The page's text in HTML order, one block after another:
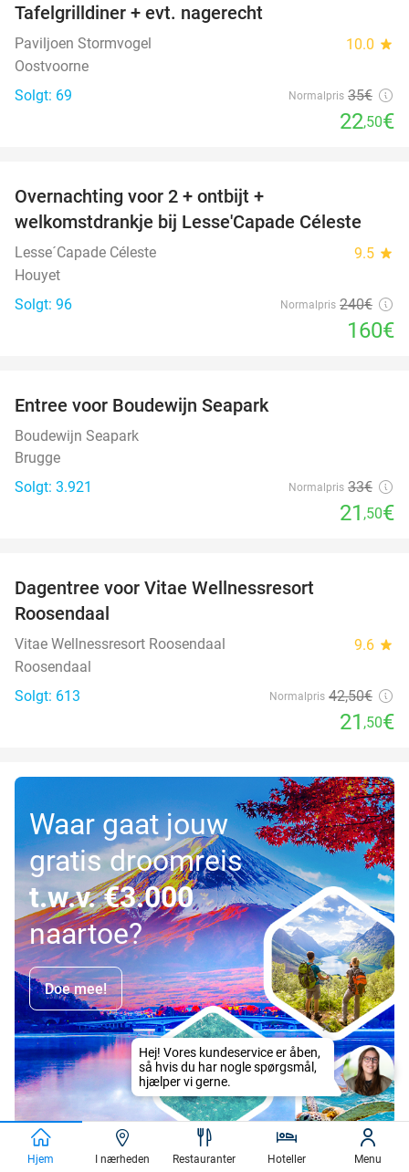
Tafelgrilldiner + evt. nagerecht
Paviljoen Stormvogel 10.0 star
Oostvoorne
Solgt: 69
Normalpris 35€
22,50€
Overnachting voor 2 + ontbijt +
welkomstdrankje bij Lesse'Capade Céleste
Lesse´Capade Céleste 9.5 star
Houyet
Solgt: 96
Normalpris 240€
160€
Entree voor Boudewijn Seapark
Boudewijn Seapark
Brugge
Solgt: 3.921
Normalpris 33€
21 ,50€
Dagentree voor Vitae Wellnessresort
Roosendaal
Vitae Wellnessresort Roosendaal 9.6 star
Roosendaal
Solgt: 613
Normalpris 42,50€
21 ,50€
Waar gaat jouw
gratis droomreis
t.w.v. €3.000
naartoe?
Doe mee!
Hjem I nærheden Restauranter Hoteller Menu